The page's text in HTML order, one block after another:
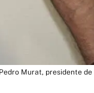
Pedro Murat, presidente